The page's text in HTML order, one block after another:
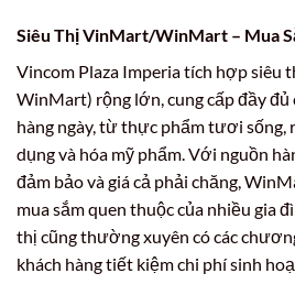
Siêu Thị VinMart/WinMart – Mua
Vincom Plaza Imperia tích hợp siêu
WinMart) rộng lớn, cung cấp đầy đủ
hàng ngày, từ thực phẩm tươi sống,
dụng và hóa mỹ phẩm. Với nguồn
đảm bảo và giá cả phải chăng,
mua sắm quen thuộc của nhiều gia
thị cũng thường xuyên có các
khách hàng tiết kiệm chi phí sinh